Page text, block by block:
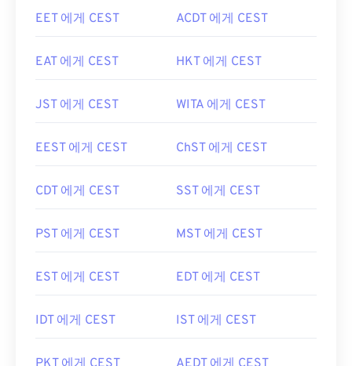
EET 에게 CEST ACDT 에게 CEST
EAT 에게 CEST HKT 에게 CEST
JST 에게 CEST WITA 에게 CEST
EEST 에게 CEST ChST 에게 CEST
CDT 에게 CEST SST 에게 CEST
PST 에게 CEST MST 에게 CEST
EST 에게 CEST EDT 에게 CEST
IDT 에게 CEST IST 에게 CEST